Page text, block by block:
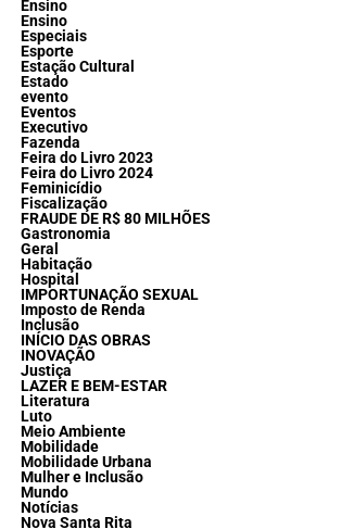
Ensino
Ensino
Especiais
Esporte
Estação Cultural
Estado
evento
Eventos
Executivo
Fazenda
Feira do Livro 2023
Feira do Livro 2024
Feminicídio
Fiscalização
FRAUDE DE R$ 80 MILHÕES
Gastronomia
Geral
Habitação
Hospital
IMPORTUNAÇÃO SEXUAL
Imposto de Renda
Inclusão
INÍCIO DAS OBRAS
INOVAÇÃO
Justiça
LAZER E BEM-ESTAR
Literatura
Luto
Meio Ambiente
Mobilidade
Mobilidade Urbana
Mulher e Inclusão
Mundo
Notícias
Nova Santa Rita